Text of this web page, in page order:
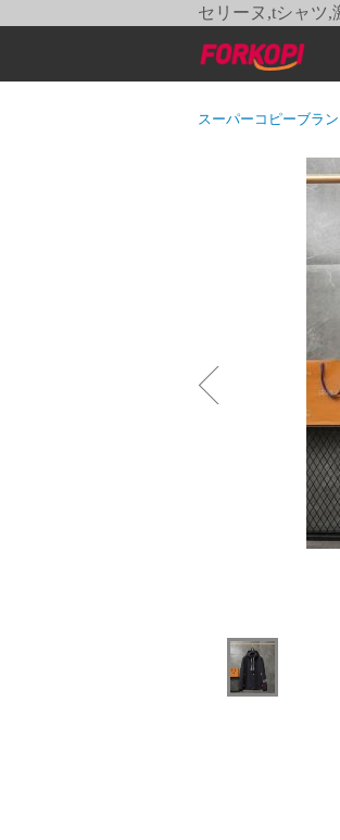
セリーヌ,tシャツ,
スーパーコピーブラ